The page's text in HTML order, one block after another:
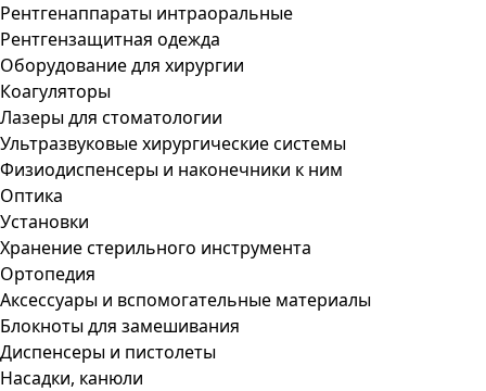
Рентгенаппараты интраоральные
Рентгензащитная одежда
Оборудование для хирургии
Коагуляторы
Лазеры для стоматологии
Ультразвуковые хирургические системы
Физиодиспенсеры и наконечники к ним
Оптика
Установки
Хранение стерильного инструмента
Ортопедия
Аксессуары и вспомогательные материалы
Блокноты для замешивания
Диспенсеры и пистолеты
Насадки, канюли